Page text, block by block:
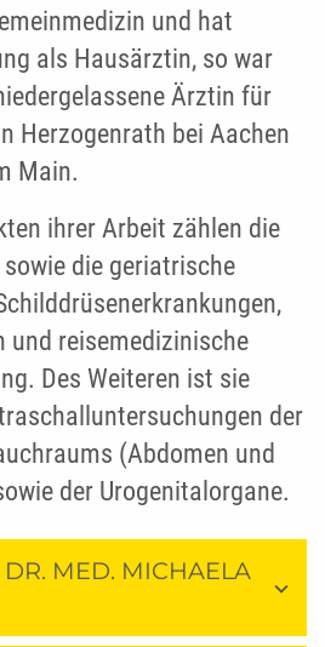
und hat
als Hausärztin, so war
Ärztin für
Herzogenrath bei Aachen
Main.
ihrer Arbeit zählen die
die geriatrische
und reisemedizinische
Des Weiteren ist sie
der
(Abdomen und
der Urogenitalorgane.
DR. MED. MICHAELA